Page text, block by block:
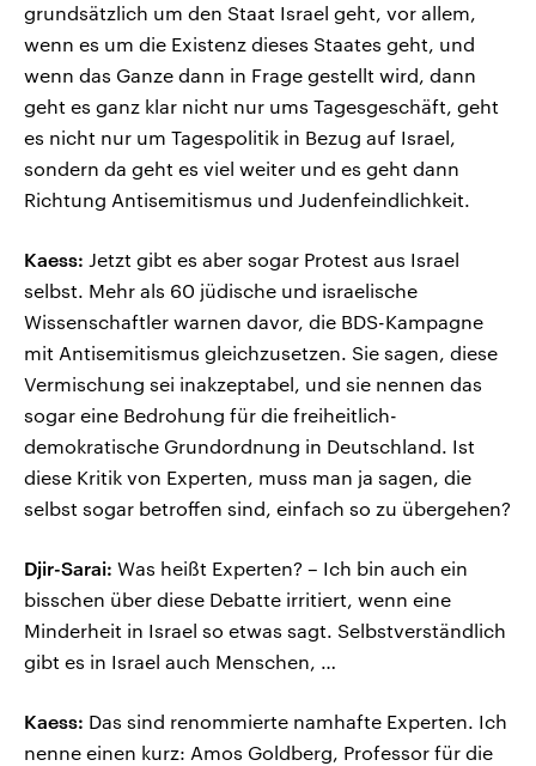
grundsätzlich um den Staat Israel geht, vor allem,
wenn es um die Existenz dieses Staates geht, und
wenn das Ganze dann in Frage gestellt wird, dann
geht es ganz klar nicht nur ums Tagesgeschäft, geht
es nicht nur um Tagespolitik in Bezug auf Israel,
sondern da geht es viel weiter und es geht dann
Richtung Antisemitismus und Judenfeindlichkeit.
Kaess: Jetzt gibt es aber sogar Protest aus Israel
selbst. Mehr als 60 jüdische und israelische
Wissenschaftler warnen davor, die BDS-Kampagne
mit Antisemitismus gleichzusetzen. Sie sagen, diese
Vermischung sei inakzeptabel, und sie nennen das
sogar eine Bedrohung für die freiheitlich-
demokratische Grundordnung in Deutschland. Ist
diese Kritik von Experten, muss man ja sagen, die
selbst sogar betroffen sind, einfach so zu übergehen?
Djir-Sarai: Was heißt Experten? – Ich bin auch ein
bisschen über diese Debatte irritiert, wenn eine
Minderheit in Israel so etwas sagt. Selbstverständlich
gibt es in Israel auch Menschen, …
Kaess: Das sind renommierte namhafte Experten. Ich
nenne einen kurz: Amos Goldberg, Professor für die